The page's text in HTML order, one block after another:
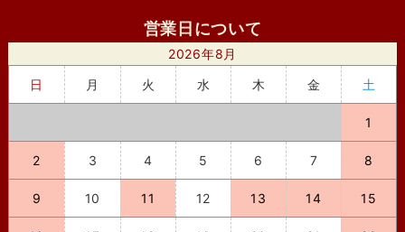
営業日について
2026年8月
日
月 火 水 木 金 土
1
2 3 4 5 6 7 8
9 10 11 12 13 14 15